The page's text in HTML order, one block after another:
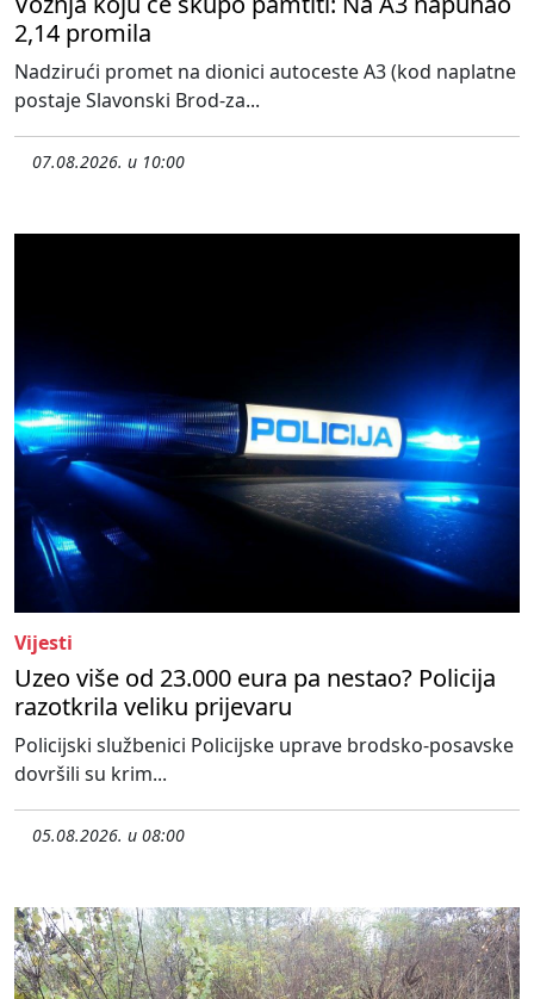
2,14 promila
Nadzirući promet na dionici autoceste A3 (kod naplatne
postaje Slavonski Brod-za...
07.08.2026. u 10:00
Vijesti
Uzeo više od 23.000 eura pa nestao? Policija
razotkrila veliku prijevaru
Policijski službenici Policijske uprave brodsko-posavske
dovršili su krim...
05.08.2026. u 08:00